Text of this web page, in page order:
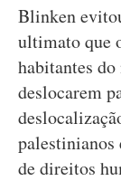
Blinken
ultimato que
habitantes do
deslocarem
palestinianos
de direitos